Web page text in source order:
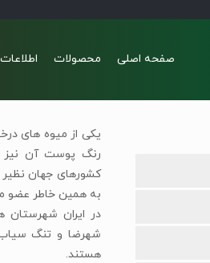
صفحه اصلی محصولات
یکی از میوه های
رنگ پوست آن نیز
کشور‌های جهان نظیر
به همین خاطر عضو
در ایران شهرستان
شهرضا ‌و تنگ سیاب
هستند.